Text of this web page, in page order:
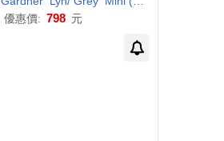
優惠價: 798 元